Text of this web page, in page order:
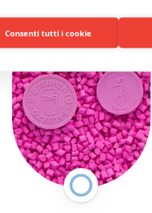
Consenti tutti i cookie